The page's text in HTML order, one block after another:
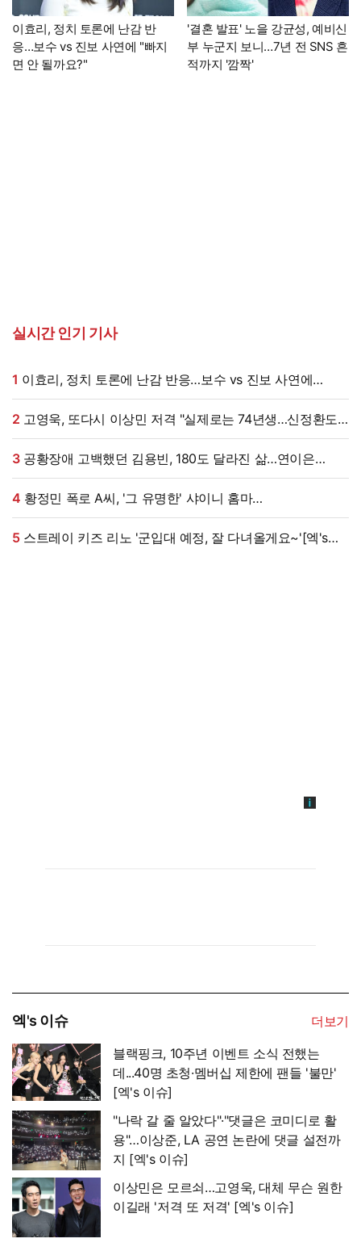
이효리, 정치 토론에 난감 반
응…보수 vs 진보 사연에 "빠지
면 안 될까요?"
'결혼 발표' 노을 강균성, 예비신
부 누군지 보니…7년 전 SNS 흔
적까지 '깜짝'
실시간 인기 기사
1
"빠지면 안 될까요?"
2
나중에 알고 욕해"
3공황장애 고백했던 김용빈, 180도 달라진 삶…연이은
겹경사
4
출신?…"고마워서 술 사려던 건데" 침묵 이유 있었나 [엑's
이슈]
5스트레이 키즈 리노 '군입대 예정, 잘 다녀올게요~'[엑's
엑's 이슈
더보기
블랙핑크, 10주년 이벤트 소식 전했는
데...40명 초청·멤버십 제한에 팬들 '불만'
[엑's 이슈]
"나락 갈 줄 알았다"·"댓글은 코미디로 활
용"…이상준, LA 공연 논란에 댓글 설전까
지 [엑's 이슈]
이상민은 모르쇠…고영욱, 대체 무슨 원한
이길래 '저격 또 저격' [엑's 이슈]